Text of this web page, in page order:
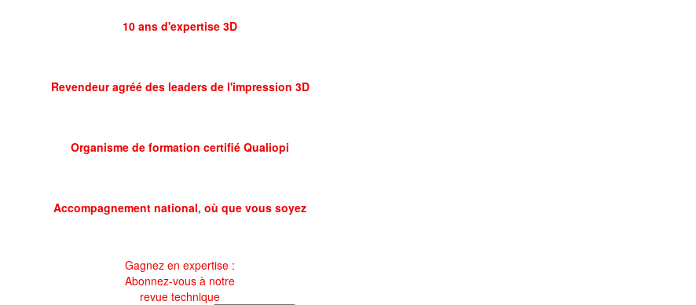
10 ans d'expertise 3D
Revendeur agréé des leaders de l'impression 3D
Organisme de formation certifié Qualiopi
Accompagnement national, où que vous soyez
Gagnez en expertise :
Abonnez-vous à notre
revue technique